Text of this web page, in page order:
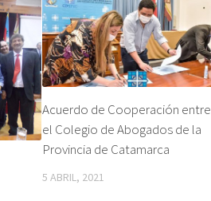
Acuerdo de Cooperación entre
el Colegio de Abogados de la
Provincia de Catamarca
5 ABRIL, 2021